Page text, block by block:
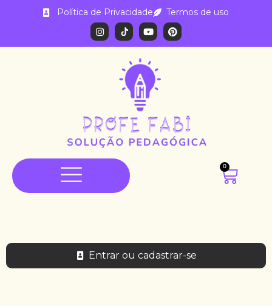
Política de Privacidade Termos de uso
0
Entrar ou cadastrar-se